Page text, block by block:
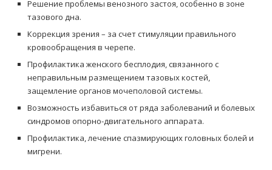
Решение проблемы венозного застоя, особенно в зоне
тазового дна.
Коррекция зрения – за счет стимуляции правильного
кровообращения в черепе.
Профилактика женского бесплодия, связанного с
неправильным размещением тазовых костей,
защемление органов мочеполовой системы.
Возможность избавиться от ряда заболеваний и болевых
синдромов опорно-двигательного аппарата.
Профилактика, лечение спазмирующих головных болей и
мигрени.